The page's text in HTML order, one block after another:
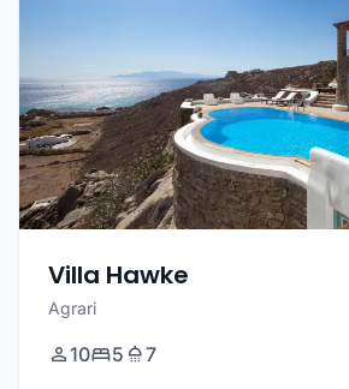
Villa Hawke
Agrari
10 5 7